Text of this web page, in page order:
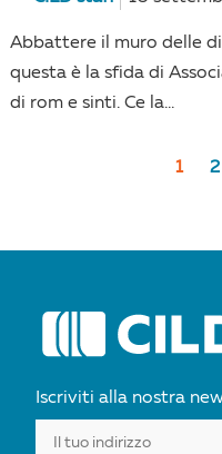
Abbattere il muro delle
questa è la sfida di
di rom e sinti. Ce la...
1 2
Iscriviti alla nostra